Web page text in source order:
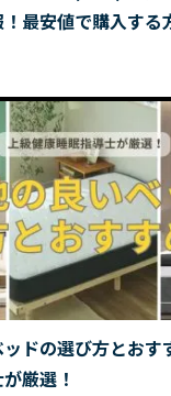
最安値で購入する
ドの選び方とおす
厳選！